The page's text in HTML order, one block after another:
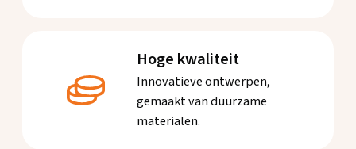
Hoge kwaliteit
Innovatieve ontwerpen,
gemaakt van duurzame
materialen.